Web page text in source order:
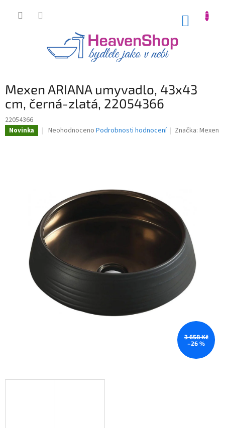
Mexen ARIANA umyvadlo, 43x43
cm, černá-zlatá, 22054366
22054366
Novinka
Průměrné
hvězdiček.
Neohodnoceno Podrobnosti hodnocení Značka:Mexen
3 658 Kč
–26 %